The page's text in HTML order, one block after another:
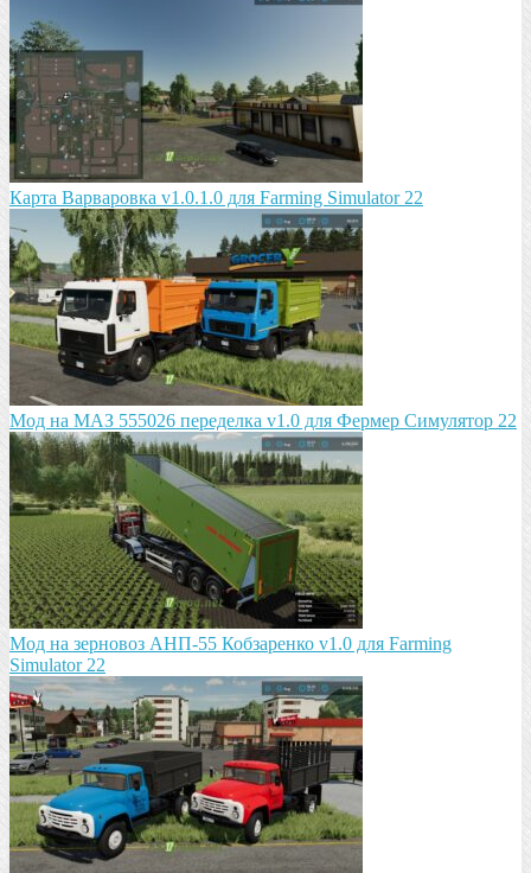
Карта Варваровка v1.0.1.0 для Farming Simulator 22
Мод на МАЗ 555026 пeрeдeлка v1.0 для Фермер Симулятор 22
Мод на зeрновоз АНП-55 Кобзарeнко v1.0 для Farming
Simulator 22